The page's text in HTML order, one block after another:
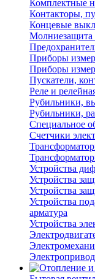
Комплектные
Контакторы,
Концевые
Молниезащита
Приборы
Приборы
Пускатели,
Реле и
Рубильники,
Рубильники,
Специальное
Счетчики
Устройства
Устройства
Устройства
Устройства
арматура
Устройства